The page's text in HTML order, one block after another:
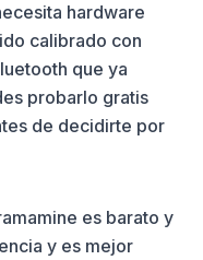
hardware
calibrado con
que ya
probarlo gratis
de decidirte por
es barato y
y es mejor